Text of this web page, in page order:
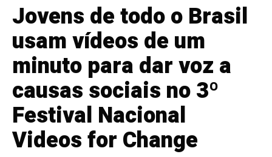
Jovens de todo o Brasil
usam vídeos de um
minuto para dar voz a
causas sociais no 3º
Festival Nacional
Videos for Change